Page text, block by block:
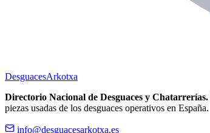
DesguacesArkotxa
Directorio Nacional de Desguaces y Chatarrerías.
piezas usadas de los desguaces operativos en España.
info@desguacesarkotxa.es